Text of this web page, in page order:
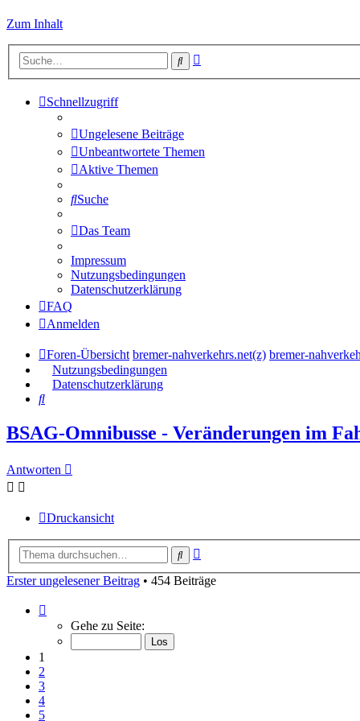
Zum Inhalt
Suche
Schnellzugriff
Ungelesene Beiträge
Unbeantwortete Themen
Aktive Themen
Suche
Das Team
Impressum
Nutzungsbedingungen
Datenschutzerklärung
FAQ
Anmelden
Foren-Übersicht bremer-nahverkehrs.net(z) bremer-
Nutzungsbedingungen
Datenschutzerklärung
Suche
BSAG-Omnibusse - Veränderungen im
Antworten
Druckansicht
Suche
Erster ungelesener Beitrag • 454 Beiträge
von
Gehe zu Seite:
1
2
3
4
5